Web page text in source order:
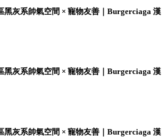
黑灰系帥氣空間 × 寵物友善｜Burgerciaga 漢
黑灰系帥氣空間 × 寵物友善｜Burgerciaga 漢
黑灰系帥氣空間 × 寵物友善｜Burgerciaga 漢